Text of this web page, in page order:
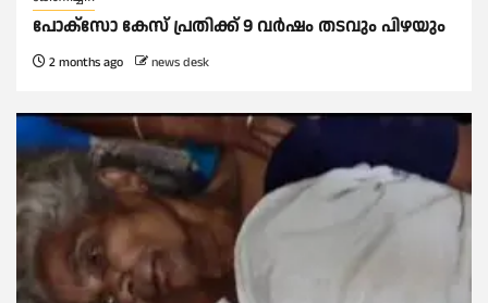
പോക്സോ കേസ് പ്രതിക്ക് 9 വർഷം തടവും പിഴയും
2 months ago news desk